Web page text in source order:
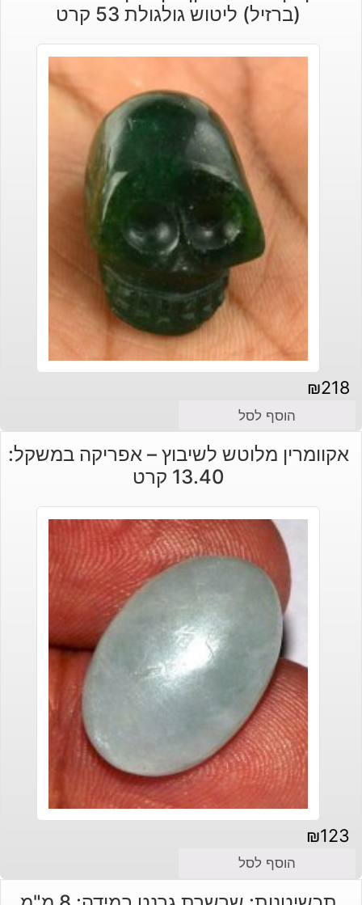
(ברזיל) ליטוש גולגולת 53 קרט
₪218
הוסף לסל
אקוומרין מלוטש לשיבוץ – אפריקה במשקל:
13.40 קרט
₪123
הוסף לסל